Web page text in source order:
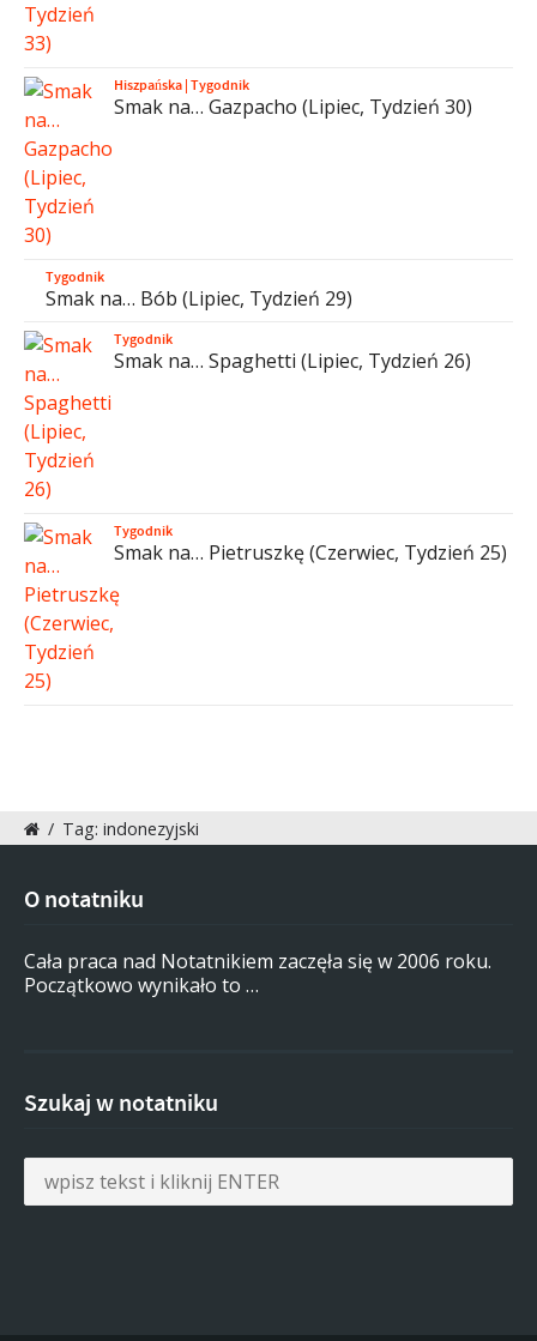
Hiszpańska|Tygodnik
Smak na… Gazpacho (Lipiec, Tydzień 30)
Tygodnik
Smak na… Bób (Lipiec, Tydzień 29)
Tygodnik
Smak na… Spaghetti (Lipiec, Tydzień 26)
Tygodnik
Smak na… Pietruszkę (Czerwiec, Tydzień 25)
/ Tag: indonezyjski
O notatniku
Cała praca nad Notatnikiem zaczęła się w 2006 roku.
Początkowo wynikało to …
Szukaj w notatniku